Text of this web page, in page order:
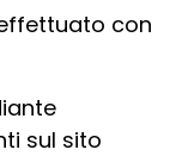
con
sul sito